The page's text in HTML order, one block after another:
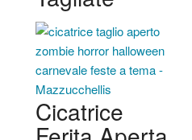
Cicatrice